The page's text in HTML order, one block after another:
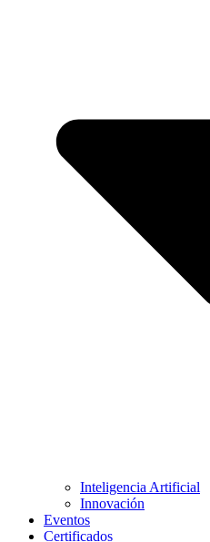
Inteligencia Artificial
Innovación
Eventos
Certificados